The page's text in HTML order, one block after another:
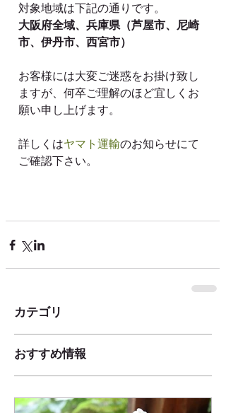
対象地域は下記の通りです。
大阪府全域、兵庫県（芦屋市、尼崎
市、伊丹市、西宮市）
お客様には大変ご迷惑をお掛け致し
ますが、何卒ご理解のほど宜しくお
願い申し上げます。
詳しくはヤマト運輸のお知らせにて
ご確認下さい。
カテゴリ
おすすめ情報